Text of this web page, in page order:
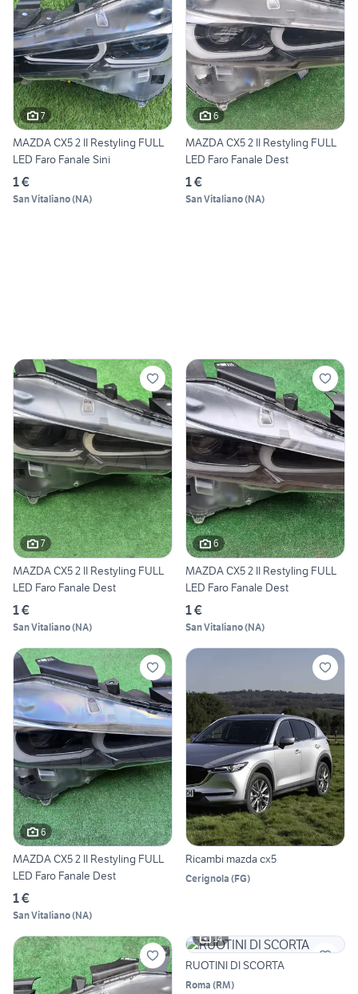
7
MAZDA CX5 2 II Restyling FULL
LED Faro Fanale Sini
1 €
San Vitaliano(NA)
6
MAZDA CX5 2 II Restyling FULL
LED Faro Fanale Dest
1 €
San Vitaliano(NA)
7
MAZDA CX5 2 II Restyling FULL
LED Faro Fanale Dest
1 €
San Vitaliano(NA)
6
MAZDA CX5 2 II Restyling FULL
LED Faro Fanale Dest
1 €
San Vitaliano(NA)
6
MAZDA CX5 2 II Restyling FULL
LED Faro Fanale Dest
1 €
San Vitaliano(NA)
Ricambi mazda cx5
Cerignola (FG)
14
RUOTINI DI SCORTA
Roma (RM)